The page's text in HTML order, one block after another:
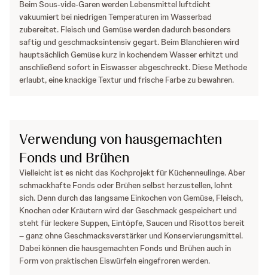
Beim Sous-vide-Garen werden Lebensmittel luftdicht
vakuumiert bei niedrigen Temperaturen im Wasserbad
zubereitet. Fleisch und Gemüse werden dadurch besonders
saftig und geschmacksintensiv gegart. Beim Blanchieren wird
hauptsächlich Gemüse kurz in kochendem Wasser erhitzt und
anschließend sofort in Eiswasser abgeschreckt. Diese Methode
erlaubt, eine knackige Textur und frische Farbe zu bewahren.
Verwendung von hausgemachten
Fonds und Brühen
Vielleicht ist es nicht das Kochprojekt für Küchenneulinge. Aber
schmackhafte Fonds oder Brühen selbst herzustellen, lohnt
sich. Denn durch das langsame Einkochen von Gemüse, Fleisch,
Knochen oder Kräutern wird der Geschmack gespeichert und
steht für leckere Suppen, Eintöpfe, Saucen und Risottos bereit
– ganz ohne Geschmacksverstärker und Konservierungsmittel.
Dabei können die hausgemachten Fonds und Brühen auch in
Form von praktischen Eiswürfeln eingefroren werden.